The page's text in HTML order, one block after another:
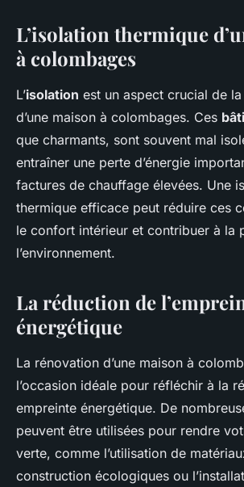
L’isolation thermique
à colombages
L’isolation est un aspect crucial de
d’une maison à colombages. Ces
que charmants, sont souvent mal
entraîner une perte d’énergie
factures de chauffage élevées. Une
thermique efficace peut réduire ces
le confort intérieur et contribuer à la
l’environnement.
La réduction de
énergétique
La rénovation d’une maison à
l’occasion idéale pour réfléchir à la
empreinte énergétique. De
peuvent être utilisées pour rendre
verte, comme l’utilisation de
construction écologiques ou